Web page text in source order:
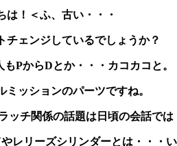
は！＜ふ、古い・・・
チェンジしているでしょうか？
PからDとか・・・カコカコと。
ッションのパーツですね。
ッチ関係の話題は日頃の会話では
レリーズシリンダーとは・・・い